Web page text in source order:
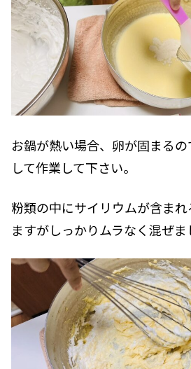
お鍋が熱い場合、卵が固まる
して作業して下さい。
粉類の中にサイリウムが含ま
ますがしっかりムラなく混ぜま